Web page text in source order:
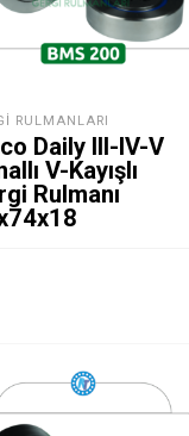
RULMANLARI
Daily III-IV-V
V-Kayışlı
Rulmanı